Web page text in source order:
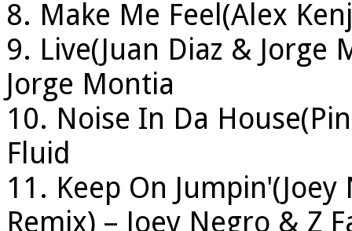
8. Make Me Feel(Alex
9. Live(Juan Diaz & Jorge
Jorge Montia
10. Noise In Da
Fluid
11. Keep On
Remix) – Joey Negro & Z